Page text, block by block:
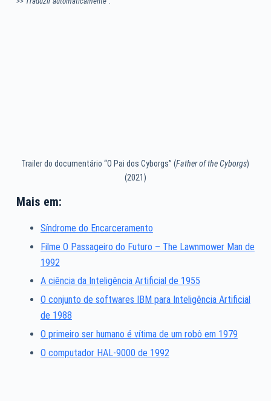
Trailer do documentário “O Pai dos Cyborgs” (Father of the Cyborgs)
(2021)
Mais em:
Síndrome do Encarceramento
Filme O Passageiro do Futuro – The Lawnmower Man de
1992
A ciência da Inteligência Artificial de 1955
O conjunto de softwares IBM para Inteligência Artificial
de 1988
O primeiro ser humano é vítima de um robô em 1979
O computador HAL-9000 de 1992